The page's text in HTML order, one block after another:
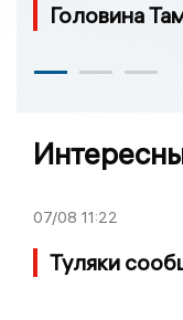
Головина
07/08 11:22
Туляки